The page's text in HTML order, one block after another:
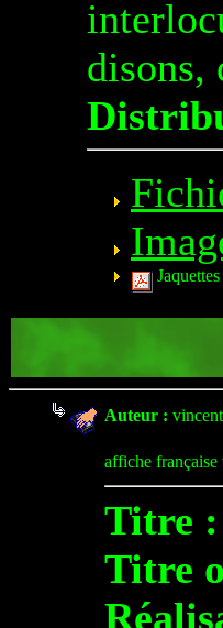
disons,
Auteur :
affiche française
Titre :
Titre